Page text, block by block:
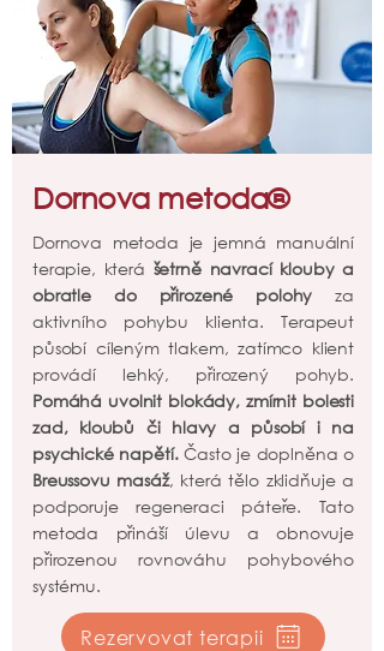
Dornova metoda®
Dornova metoda je jemná manuální
terapie, která šetrně navrací klouby a
obratle do přirozené polohy za
aktivního pohybu klienta. Terapeut
působí cíleným tlakem, zatímco klient
provádí lehký, přirozený pohyb.
Pomáhá uvolnit blokády, zmírnit bolesti
zad, kloubů či hlavy a působí i na
psychické napětí.Často je doplněna o
Breussovu masáž, která tělo zklidňuje a
podporuje regeneraci páteře. Tato
metoda přináší úlevu a obnovuje
přirozenou rovnováhu pohybového
systému.
Rezervovat terapii